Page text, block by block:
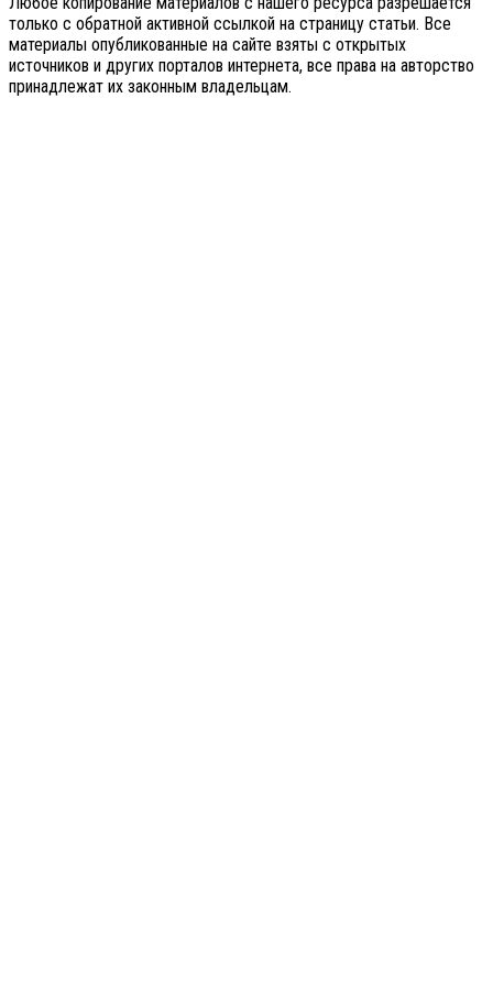
только с обратной активной ссылкой на страницу статьи. Все
материалы опубликованные на сайте взяты с открытых
источников и других порталов интернета, все права на авторство
принадлежат их законным владельцам.